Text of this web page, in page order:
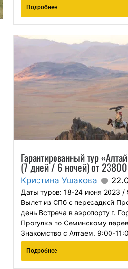
Подробнее
Гарантированный тур
(7 дней / 6 ночей) от
Кристина Ушакова
Даты туров: 18-24 июня 2023 /
Вылет из СПб с пересадкой
день Встреча в аэропорту г.
Прогулка по Семинскому
Знакомство с Алтаем. 9:00-
Подробнее